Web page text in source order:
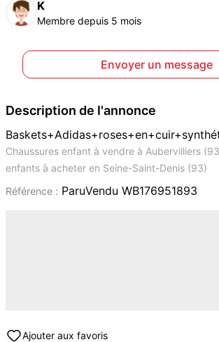
K
Membre depuis 5 mois
Envoyer un message
Description de l'annonce
Chaussures enfant à vendre à Aubervilliers
enfants à acheter en Seine-Saint-Denis (93)
Référence : ParuVendu WB176951893
Ajouter aux favoris